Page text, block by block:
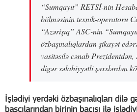
“Sumqayıt” RETSİ-nin
bölməsinin texnik-operatoru
“Azərişıq” ASC-nin
özbaşınalıqlardan şikayət
vasitəsilə cənab
digər səlahiyyətli şəxslərdən
İşlədiyi yerdəki özbaşınalıqları dilə
başçılarından birinin bacısı ilə